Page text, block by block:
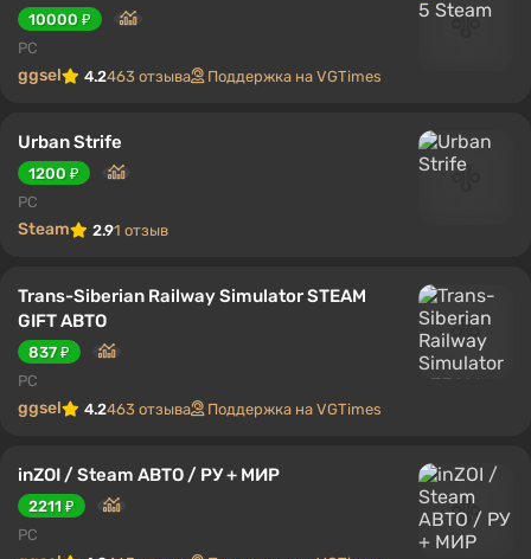
10000 ₽
PC
ggsel 4.2463 отзыва Поддержка на VGTimes
Urban Strife
1200 ₽
PC
Steam 2.91 отзыв
Trans-Siberian Railway Simulator STEAM
GIFT АВТО
837 ₽
PC
ggsel 4.2463 отзыва Поддержка на VGTimes
inZOI / Steam АВТО / РУ + МИР
2211 ₽
PC